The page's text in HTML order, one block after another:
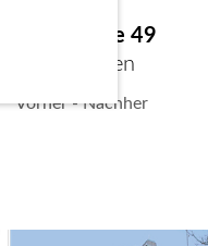
Lindengasse 49
1070 Wien
Vorher - Nachher